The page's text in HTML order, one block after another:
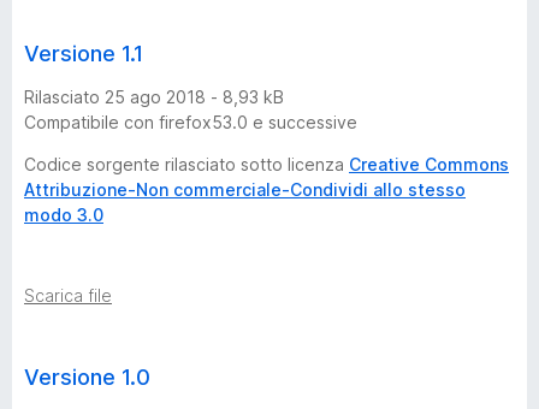
Versione 1.1
Rilasciato 25 ago 2018 - 8,93 kB
Compatibile con firefox53.0 e successive
Codice sorgente rilasciato sotto licenza Creative Commons
Attribuzione-Non commerciale-Condividi allo stesso
modo 3.0
Scarica file
Versione 1.0